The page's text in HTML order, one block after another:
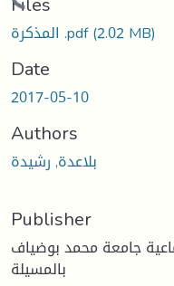
المذكرة .pdf(2.02 MB)
Date
2017-05-10
Authors
بلاعدة, رشيدة
Publisher
جامعة محمد بوضياف
بالمسيلة